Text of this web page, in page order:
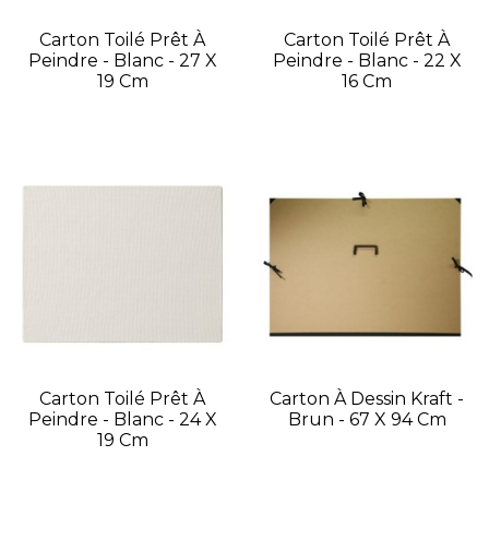
Carton Toilé Prêt À
Peindre - Blanc - 27 X
19 Cm
Carton Toilé Prêt À
Peindre - Blanc - 22 X
16 Cm
Carton Toilé Prêt À
Peindre - Blanc - 24 X
19 Cm
Carton À Dessin Kraft -
Brun - 67 X 94 Cm